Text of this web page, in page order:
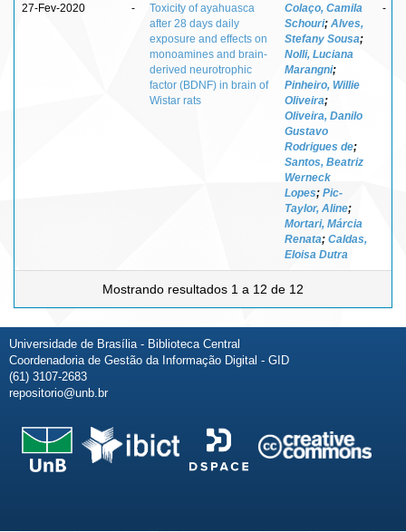
27-Fev-2020 -
Toxicity of ayahuasca
after 28 days daily
exposure and effects on
monoamines and brain-
derived neurotrophic
factor (BDNF) in brain of
Wistar rats
Colaço, Camila
Schouri; Alves,
Stefany Sousa;
Nolli, Luciana
Marangni;
Pinheiro, Willie
Oliveira;
Oliveira, Danilo
Gustavo
Rodrigues de;
Santos, Beatriz
Werneck
Lopes; Pic-
Taylor, Aline;
Mortari, Márcia
Renata; Caldas,
Eloisa Dutra
-
Mostrando resultados 1 a 12 de 12
Universidade de Brasília - Biblioteca Central
Coordenadoria de Gestão da Informação Digital - GID
(61) 3107-2683
repositorio@unb.br